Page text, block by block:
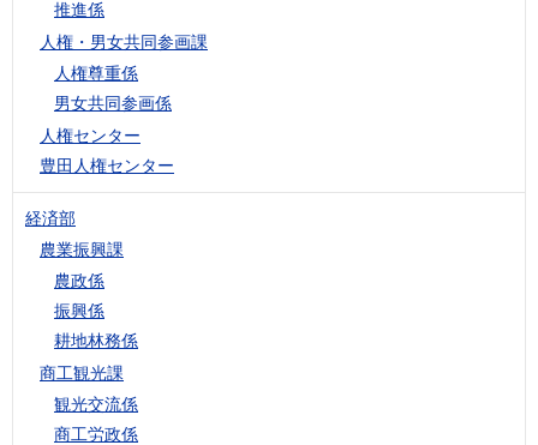
推進係
人権・男女共同参画課
人権尊重係
男女共同参画係
人権センター
豊田人権センター
経済部
農業振興課
農政係
振興係
耕地林務係
商工観光課
観光交流係
商工労政係